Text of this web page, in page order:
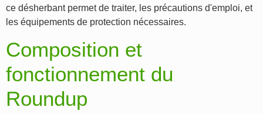
ce désherbant permet de traiter, les précautions d'emploi, et
les équipements de protection nécessaires.
Composition et
fonctionnement du
Roundup